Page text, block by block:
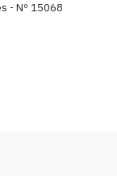
- Nº 15068